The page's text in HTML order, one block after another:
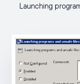
Launching